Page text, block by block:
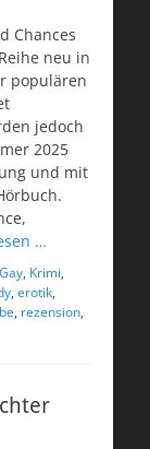
Chances
neu in
populären
jedoch
2025
und mit
…
Gay, Krimi,
, erotik,
, rezension,